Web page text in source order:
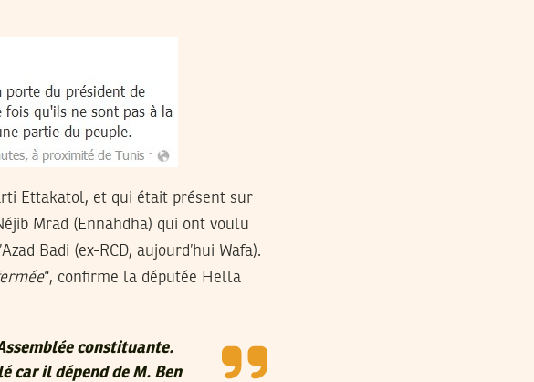
Ettakatol, et qui était présent sur
Mrad (Ennahdha) qui ont voulu
Badi (ex-RCD, aujourd’hui Wafa).
“, confirme la députée Hella
constituante.
car il dépend de M. Ben